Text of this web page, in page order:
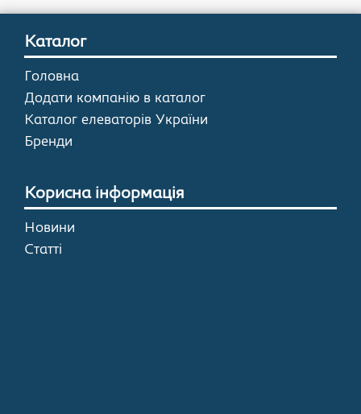
Каталог
Головна
Додати компанію в каталог
Каталог елеваторів України
Бренди
Корисна інформація
Новини
Статті